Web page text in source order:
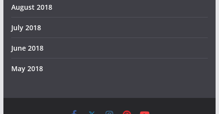
August 2018
July 2018
June 2018
May 2018